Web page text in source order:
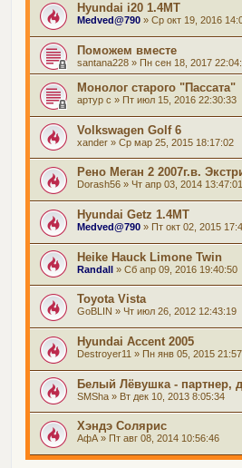
Hyundai i20 1.4MT
Medved@790 » Ср окт 19, 2016
Поможем вместе
santana228 » Пн сен 18, 2017
Монолог старого "Пассата"
артур с » Пт июл 15, 2016 22:30:33
Volkswagen Golf 6
xander » Ср мар 25, 2015 18:17:02
Рено Меган 2 2007г.в.
Dorash56 » Чт апр 03, 2014 13:47:01
Hyundai Getz 1.4MT
Medved@790 » Пт окт 02, 2015
Heike Hauck Limone Twin
Randall » Сб апр 09, 2016 19:40:50
Toyota Vista
GoBLIN » Чт июл 26, 2012 12:43:19
Hyundai Accent 2005
Destroyer11 » Пн янв 05, 2015
Белый Лёвушка - партнер,
SMSha » Вт дек 10, 2013 8:05:34
Хэндэ Солярис
АфА » Пт авг 08, 2014 10:56:46